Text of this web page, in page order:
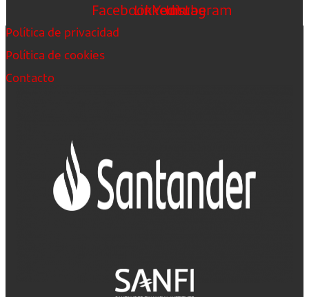
FacebookLinkedin
Youtube
Instagram
Política de privacidad
Política de cookies
Contacto